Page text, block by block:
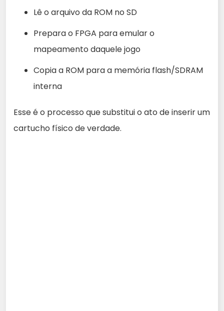
Lê o arquivo da ROM no SD
Prepara o FPGA para emular o
mapeamento daquele jogo
Copia a ROM para a memória flash/SDRAM
interna
Esse é o processo que substitui o ato de inserir um
cartucho físico de verdade.